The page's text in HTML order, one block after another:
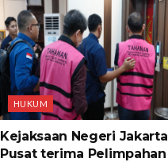
HUKUM
Kejaksaan Negeri Jakarta
Pusat terima Pelimpahan